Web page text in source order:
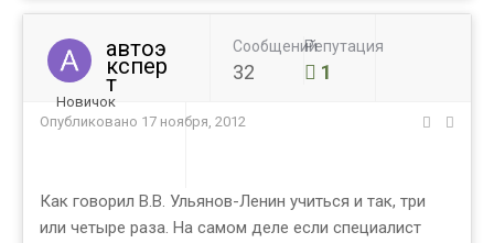
автоэ
кспер
т
Новичок
Сообщений
32
Репутация
1
Опубликовано 17 ноября, 2012
Как говорил В.В. Ульянов-Ленин учиться и так, три
или четыре раза. На самом деле если специалист